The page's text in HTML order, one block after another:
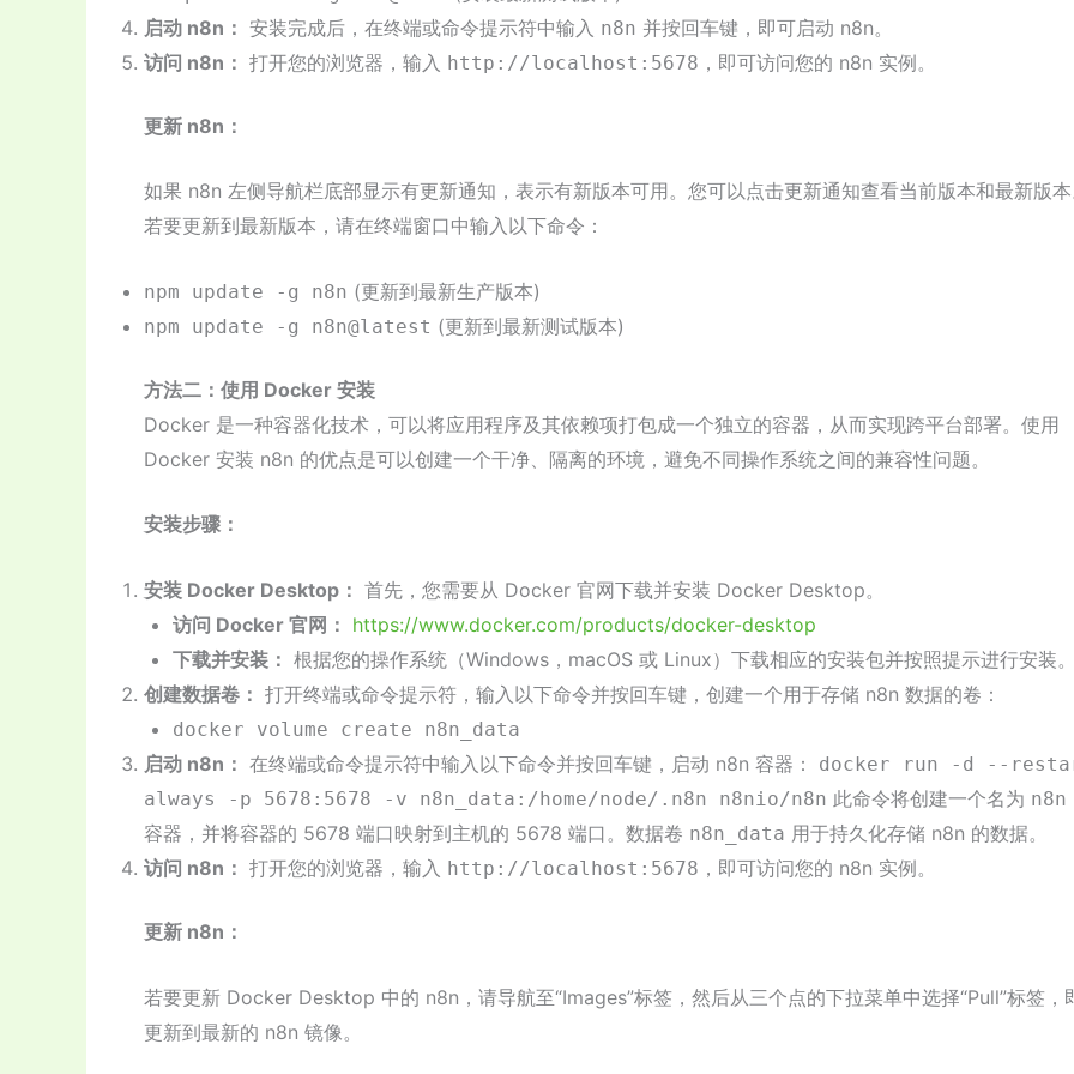
启动 n8n： 安装完成后，在终端或命令提示符中输入 n8n 并按回车键，即可启动 n8n。
访问 n8n： 打开您的浏览器，输入 http://localhost:5678 ，即可访问您的 n8n 实例。
更新 n8n：
如果 n8n 左侧导航栏底部显示有更新通知，表示有新版本可用。您可以点击更新通知查看当前版本和最新版
若要更新到最新版本，请在终端窗口中输入以下命令：
npm update -g n8n (更新到最新生产版本)
npm update -g n8n@latest (更新到最新测试版本)
方法二：使用 Docker 安装
Docker 是一种容器化技术，可以将应用程序及其依赖项打包成一个独立的容器，从而实现跨平台部署。使用
Docker 安装 n8n 的优点是可以创建一个干净、隔离的环境，避免不同操作系统之间的兼容性问题。
安装步骤：
安装 Docker Desktop： 首先，您需要从 Docker 官网下载并安装 Docker Desktop。
访问 Docker 官网： https://www.docker.com/products/docker-desktop
下载并安装： 根据您的操作系统（Windows，macOS 或 Linux）下载相应的安装包并按照提示进行安装
创建数据卷： 打开终端或命令提示符，输入以下命令并按回车键，创建一个用于存储 n8n 数据的卷：
docker volume create n8n_data
启动 n8n： 在终端或命令提示符中输入以下命令并按回车键，启动 n8n 容器： docker run -d --
always -p 5678:5678 -v n8n_data:/home/node/.n8n n8nio/n8n 此命令将创建一个名为 n8n
容器，并将容器的 5678 端口映射到主机的 5678 端口。数据卷 n8n_data 用于持久化存储 n8n 的数据。
访问 n8n： 打开您的浏览器，输入 http://localhost:5678 ，即可访问您的 n8n 实例。
更新 n8n：
若要更新 Docker Desktop 中的 n8n，请导航至“Images”标签，然后从三个点的下拉菜单中选择“Pull”标签，
更新到最新的 n8n 镜像。